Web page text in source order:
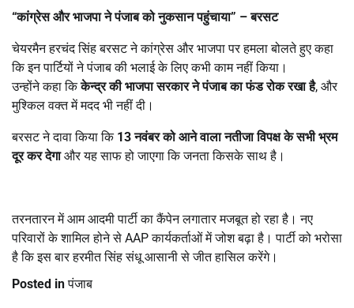
“कांग्रेस और भाजपा ने पंजाब को नुकसान पहुंचाया” – बरसट
चेयरमैन हरचंद सिंह बरसट ने कांग्रेस और भाजपा पर हमला बोलते हुए कहा
कि इन पार्टियों ने पंजाब की भलाई के लिए कभी काम नहीं किया।
उन्होंने कहा किकेन्द्र की भाजपा सरकार ने पंजाब का फंड रोक रखा है, और
मुश्किल वक्त में मदद भी नहीं दी।
बरसट ने दावा किया कि 13नवंबर को आने वाला नतीजा विपक्ष के सभी भ्रम
दूर कर देगाऔर यह साफ हो जाएगा कि जनता किसके साथ है।
तरनतारन में आम आदमी पार्टी का कैंपेन लगातार मजबूत हो रहा है। नए
परिवारों के शामिल होने से AAP कार्यकर्ताओं में जोश बढ़ा है। पार्टी को भरोसा
है कि इस बार हरमीत सिंह संधू आसानी से जीत हासिल करेंगे।
Posted inपंजाब